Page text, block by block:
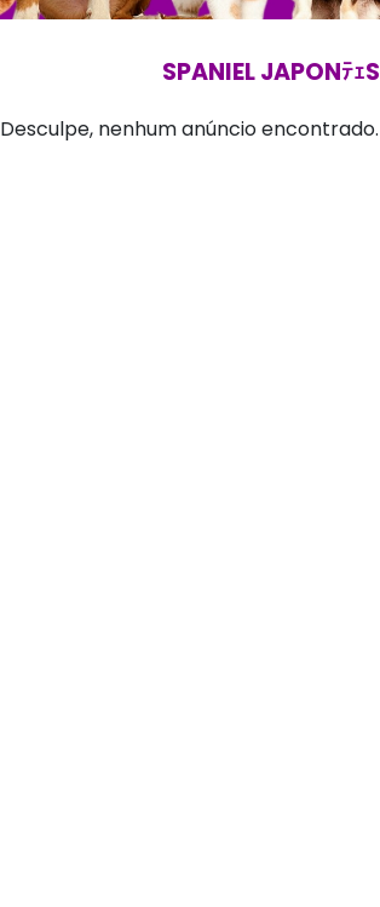
SPANIEL JAPONﾃｪS
Desculpe, nenhum anúncio encontrado.